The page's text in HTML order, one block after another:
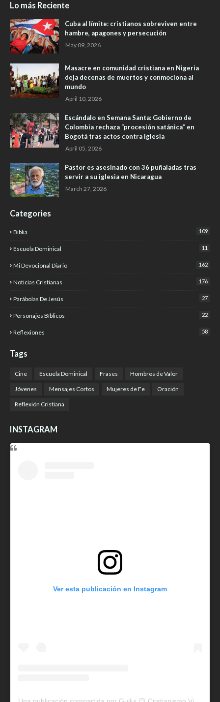
Lo más Reciente
Cuba al límite: cristianos sobreviven entre
hambre, apagones y persecución
May 09, 2026
Masacre en comunidad cristiana en Nigeria
deja decenas de muertos y conmociona al
mundo
April 10, 2026
Escándalo en Semana Santa: Gobierno de
Colombia rechaza “procesión satánica” en
Bogotá tras actos contra iglesia
April 05, 2026
Pastor es asesinado con 36 puñaladas tras
servir a su iglesia en Nicaragua
March 27, 2026
Categories
Biblia 109
Escuela Dominical 11
Mi Devocional Diario 162
Noticias Cristianas 176
Parábolas De Jesús 27
Personajes Bíblicos 22
Reflexiones 58
Tags
Cine Escuela Dominical Frases Hombres de Valor
Jóvenes Mensajes Cortos Mujeres de Fe Oración
Reflexión Cristiana
INSTAGRAM
Ver esta publicación en Instagram